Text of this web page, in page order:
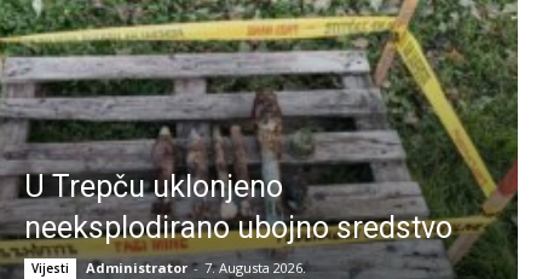
U Trepču uklonjeno
neeksplodirano ubojno sredstvo
Vijesti Administrator - 7. Augusta 2026.